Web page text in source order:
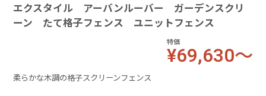
エクスタイル アーバンルーバー ガーデンスクリ
ーン たて格子フェンス ユニットフェンス
特価
¥69,630～
柔らかな木調の格子スクリーンフェンス